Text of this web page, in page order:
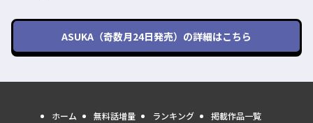
ASUKA（奇数月24日発売） の詳細はこちら
ホーム 無料話増量 ランキング 掲載作品一覧